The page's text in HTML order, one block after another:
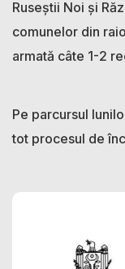
Ruseștii Noi și
comunelor din
armată câte 1-2
Pe parcursul
tot procesul de